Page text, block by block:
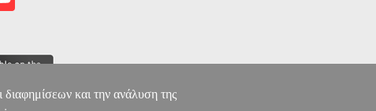
διαφημίσεων και την ανάλυση της